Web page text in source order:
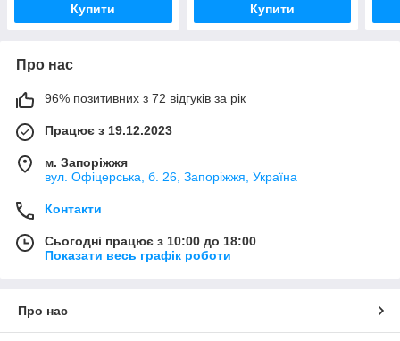
Купити Купити
Про нас
96% позитивних з 72 відгуків за рік
Працює з 19.12.2023
м. Запоріжжя
вул. Офіцерська, б. 26, Запоріжжя, Україна
Контакти
Сьогодні працює з 10:00 до 18:00
Показати весь графік роботи
Про нас